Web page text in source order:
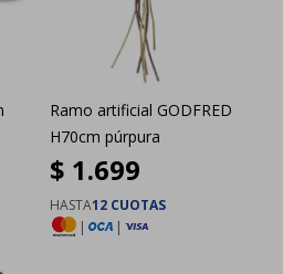
Ramo artificial GODFRED
H70cm púrpura
$ 1.699
HASTA12 CUOTAS
|
|